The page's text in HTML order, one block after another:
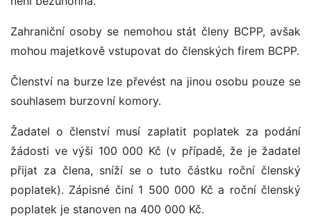
Zahraniční osoby se nemohou stát členy BCPP, avšak
mohou majetkově vstupovat do členských firem BCPP.
Členství na burze lze převést na jinou osobu pouze se
souhlasem burzovní komory.
Žadatel o členství musí zaplatit poplatek za podání
žádosti ve výši 100 000 Kč (v případě, že je žadatel
přijat za člena, sníží se o tuto částku roční členský
poplatek). Zápisné činí 1 500 000 Kč a roční členský
poplatek je stanoven na 400 000 Kč.